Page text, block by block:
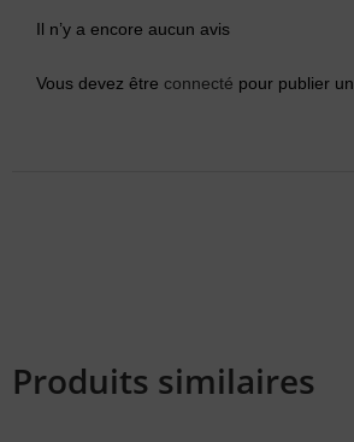
Il n’y a encore aucun avis
Vous devez être connecté pour publier
Produits similaires